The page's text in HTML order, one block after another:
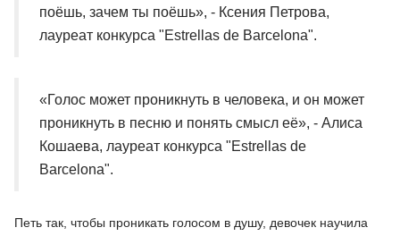
поёшь, зачем ты поёшь», - Ксения Петрова,
лауреат конкурса "Estrellas de Barcelona".
«Голос может проникнуть в человека, и он может
проникнуть в песню и понять смысл её», - Алиса
Кошаева, лауреат конкурса "Estrellas de
Barcelona".
Петь так, чтобы проникать голосом в душу, девочек научила